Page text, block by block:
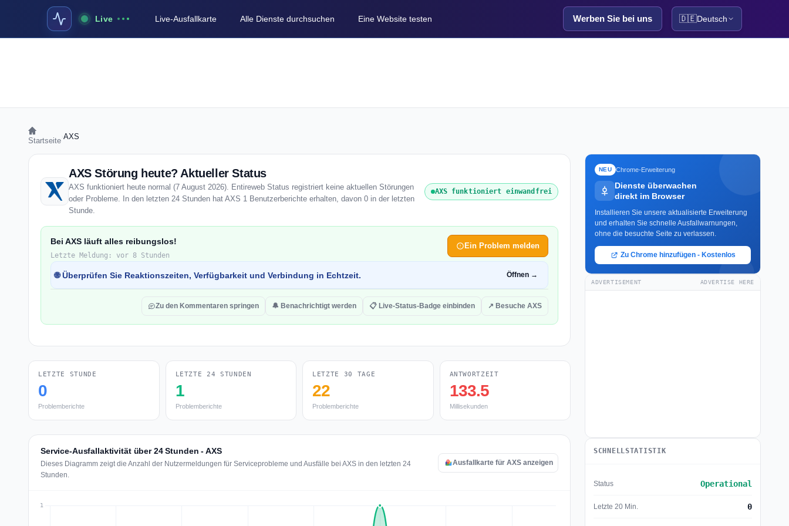
Live Live-Ausfallkarte Alle Dienste durchsuchen Eine Website testen Werben Sie bei uns 🇩🇪Deutsch
Startseite AXS
AXS Störung heute? Aktueller Status
AXS funktioniert heute normal (7 August 2026). Entireweb Status registriert keine aktuellen Störungen
oder Probleme. In den letzten 24 Stunden hat AXS 1 Benutzerberichte erhalten, davon 0 in der letzten
Stunde.
AXS funktioniert einwandfrei
Bei AXS läuft alles reibungslos!
Letzte Meldung: vor 8 Stunden
Ein Problem melden
🌐 Überprüfen Sie Reaktionszeiten, Verfügbarkeit und Verbindung in Echtzeit. Öffnen →
Zu den Kommentaren springen 🔔 Benachrichtigt werden 📋 Live-Status-Badge einbinden ↗ Besuche AXS
LETZTE STUNDE
0
Problemberichte
LETZTE 24 STUNDEN
1
Problemberichte
LETZTE 30 TAGE
22
Problemberichte
ANTWORTZEIT
133.5
Millisekunden
Service-Ausfallaktivität über 24 Stunden - AXS
Dieses Diagramm zeigt die Anzahl der Nutzermeldungen für Serviceprobleme und Ausfälle bei AXS in den letzten 24
Stunden.
Ausfallkarte für AXS anzeigen
NEU Chrome-Erweiterung
Dienste überwachen
direkt im Browser
Installieren Sie unsere aktualisierte Erweiterung
und erhalten Sie schnelle Ausfallwarnungen,
ohne die besuchte Seite zu verlassen.
Zu Chrome hinzufügen - Kostenlos
ADVERTISEMENT ADVERTISE HERE
SCHNELLSTATISTIK
Status Operational
Letzte 20 Min. 0